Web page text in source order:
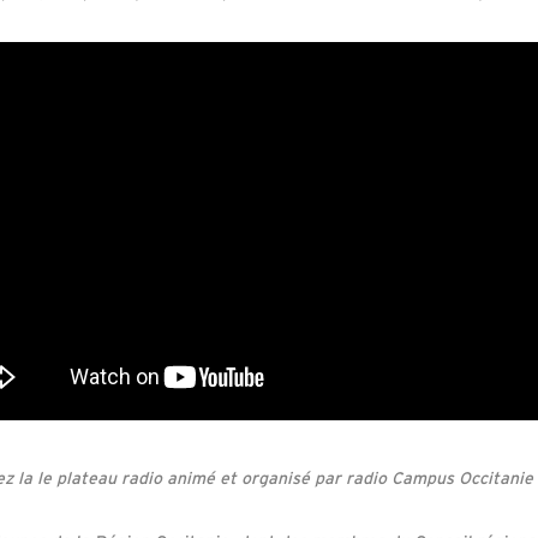
la le plateau radio animé et organisé par radio Campus